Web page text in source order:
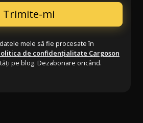
mele să fie procesate în
de confidențialitate Cargoson
pe blog. Dezabonare oricând.